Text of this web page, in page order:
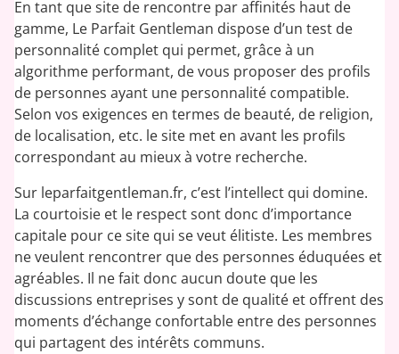
En tant que site de rencontre par affinités haut de
gamme, Le Parfait Gentleman dispose d’un test de
personnalité complet qui permet, grâce à un
algorithme performant, de vous proposer des profils
de personnes ayant une personnalité compatible.
Selon vos exigences en termes de beauté, de religion,
de localisation, etc. le site met en avant les profils
correspondant au mieux à votre recherche.
Sur leparfaitgentleman.fr, c’est l’intellect qui domine.
La courtoisie et le respect sont donc d’importance
capitale pour ce site qui se veut élitiste. Les membres
ne veulent rencontrer que des personnes éduquées et
agréables. Il ne fait donc aucun doute que les
discussions entreprises y sont de qualité et offrent des
moments d’échange confortable entre des personnes
qui partagent des intérêts communs.